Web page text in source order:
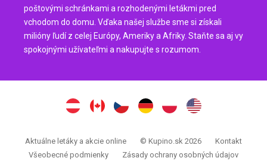
poštovými schránkami a rozhodenými letákmi pred
vchodom do domu. Vďaka našej službe sme si získali
milióny ľudí z celej Európy, Ameriky a Afriky. Staňte sa aj vy
spokojnými užívateľmi a nakupujte s rozumom.
Aktuálne letáky a akcie online © Kupino.sk 2026
Kontakt
Všeobecné podmienky
Zásady ochrany osobných údajov